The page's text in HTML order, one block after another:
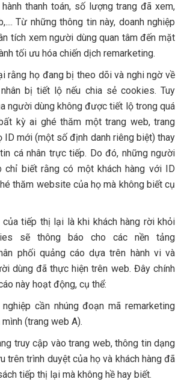
thanh toán, số lượng trang đã xem,
Từ những thông tin này, doanh nghiệp
tích xem người dùng quan tâm đến mặt
tối ưu hóa chiến dịch remarketing.
rằng họ đang bị theo dõi và nghi ngờ về
bị tiết lộ nếu chia sẻ cookies. Tuy
người dùng không được tiết lộ trong quá
kỳ ai ghé thăm một trang web, trang
ID mới (một số định danh riêng biệt) thay
cá nhân trực tiếp. Do đó, những người
chỉ biết rằng có một khách hàng với ID
thăm website của họ mà không biết cụ
tiếp thị lại là khi khách hàng rời khỏi
sẽ thông báo cho các nền tảng
phối quảng cáo dựa trên hành vi và
dùng đã thực hiện trên web. Đây chính
này hoạt động, cụ thể:
cần nhúng đoạn mã remarketing
(trang web A).
truy cập vào trang web, thông tin dạng
trên trình duyệt của họ và khách hàng đã
tiếp thị lại mà không hề hay biết.